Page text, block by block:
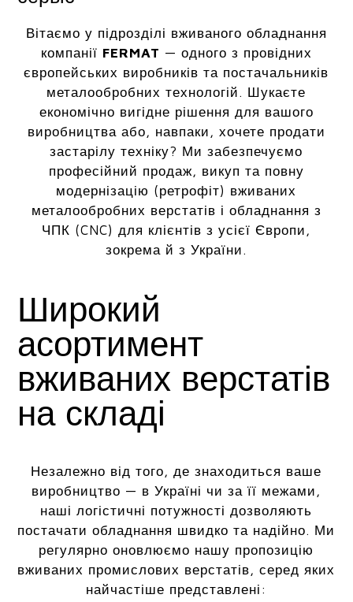
Вітаємо у підрозділі вживаного обладнання
компанії FERMAT — одного з провідних
європейських виробників та постачальників
металообробних технологій. Шукаєте
економічно вигідне рішення для вашого
виробництва або, навпаки, хочете продати
застарілу техніку? Ми забезпечуємо
професійний продаж, викуп та повну
модернізацію (ретрофіт) вживаних
металообробних верстатів і обладнання з
ЧПК (CNC) для клієнтів з усієї Європи,
зокрема й з України.
Широкий
асортимент
вживаних верстатів
на складі
Незалежно від того, де знаходиться ваше
виробництво — в Україні чи за її межами,
наші логістичні потужності дозволяють
постачати обладнання швидко та надійно. Ми
регулярно оновлюємо нашу пропозицію
вживаних промислових верстатів, серед яких
найчастіше представлені: